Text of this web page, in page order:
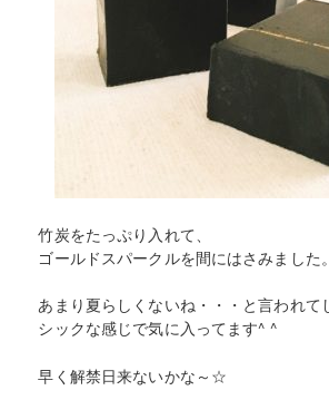
竹炭をたっぷり入れて、
ゴールドスパークルを間にはさみました。
あまり夏らしくないね・・・と言われて
シックな感じで気に入ってます^ ^
早く解禁日来ないかな～☆